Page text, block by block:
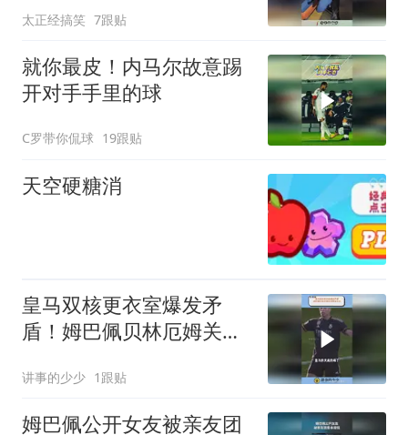
太正经搞笑 7跟贴
就你最皮！内马尔故意踢
开对手手里的球
C罗带你侃球 19跟贴
天空硬糖消
皇马双核更衣室爆发矛
盾！姆巴佩贝林厄姆关系
讲事的少少 1跟贴
姆巴佩公开女友被亲友团